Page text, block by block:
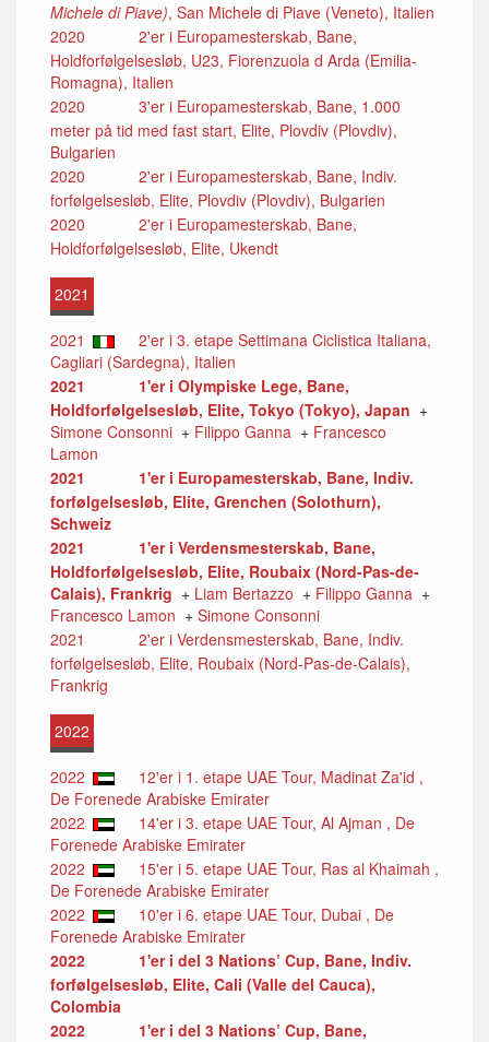
Michele di Piave), San Michele di Piave (Veneto), Italien
2020
2'er i Europamesterskab, Bane,
Holdforfølgelsesløb, U23, Fiorenzuola d Arda (Emilia-
Romagna), Italien
2020
3'er i Europamesterskab, Bane, 1.000
meter på tid med fast start, Elite, Plovdiv (Plovdiv),
Bulgarien
2020
2'er i Europamesterskab, Bane, Indiv.
forfølgelsesløb, Elite, Plovdiv (Plovdiv), Bulgarien
2020
2'er i Europamesterskab, Bane,
Holdforfølgelsesløb, Elite, Ukendt
2021
2021
2'er i 3. etape Settimana Ciclistica Italiana,
Cagliari (Sardegna), Italien
2021
1'er i Olympiske Lege, Bane,
Holdforfølgelsesløb, Elite, Tokyo (Tokyo), Japan +
Simone Consonni + Filippo Ganna + Francesco
Lamon
2021
1'er i Europamesterskab, Bane, Indiv.
forfølgelsesløb, Elite, Grenchen (Solothurn),
Schweiz
2021
1'er i Verdensmesterskab, Bane,
Holdforfølgelsesløb, Elite, Roubaix (Nord-Pas-de-
Calais), Frankrig + Liam Bertazzo + Filippo Ganna +
Francesco Lamon + Simone Consonni
2021
2'er i Verdensmesterskab, Bane, Indiv.
forfølgelsesløb, Elite, Roubaix (Nord-Pas-de-Calais),
Frankrig
2022
2022
12'er i 1. etape UAE Tour, Madinat Za'id ,
De Forenede Arabiske Emirater
2022
14'er i 3. etape UAE Tour, Al Ajman , De
Forenede Arabiske Emirater
2022
15'er i 5. etape UAE Tour, Ras al Khaimah ,
De Forenede Arabiske Emirater
2022
10'er i 6. etape UAE Tour, Dubai , De
Forenede Arabiske Emirater
2022
1'er i del 3 Nations’ Cup, Bane, Indiv.
forfølgelsesløb, Elite, Cali (Valle del Cauca),
Colombia
2022
1'er i del 3 Nations’ Cup, Bane,